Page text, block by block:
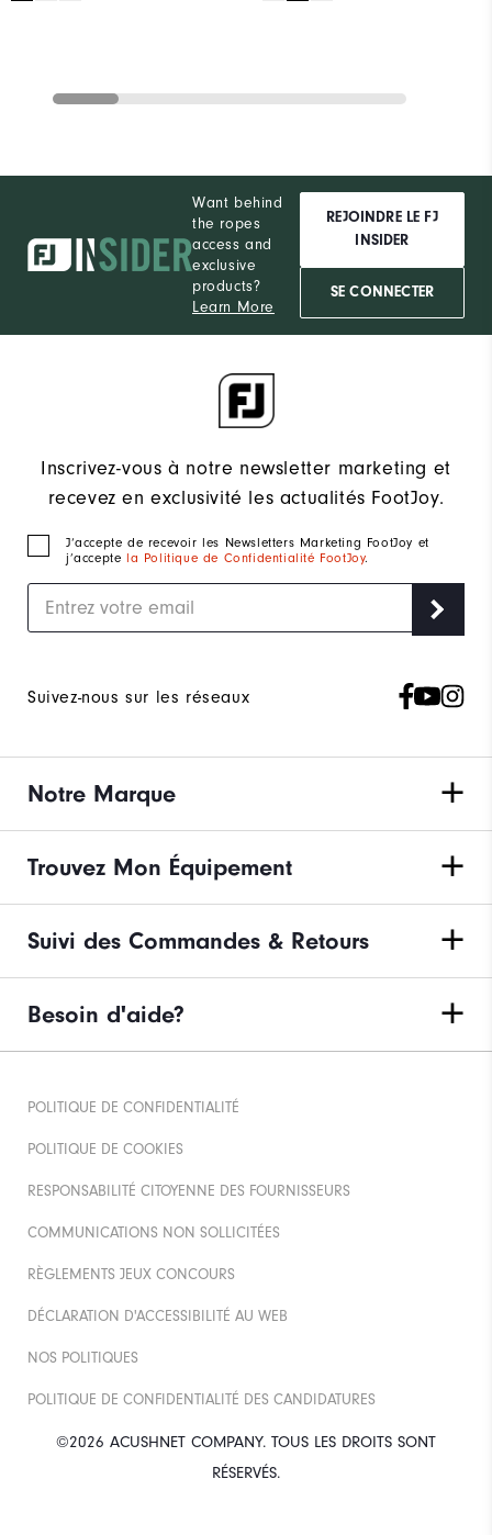
Want behind
the ropes
access and
exclusive
products?
Learn More
REJOINDRE LE FJ
INSIDER
SE CONNECTER
Inscrivez-vous à notre newsletter marketing et
recevez en exclusivité les actualités FootJoy.
J‘accepte de recevoir les Newsletters Marketing FootJoy et
j’accepte la Politique de Confidentialité FootJoy.
Suivez-nous sur les réseaux
Notre Marque
Trouvez Mon Équipement
Suivi des Commandes & Retours
Besoin d'aide?
©2026 ACUSHNET COMPANY. TOUS LES DROITS SONT
RÉSERVÉS.
POLITIQUE DE CONFIDENTIALITÉ
POLITIQUE DE COOKIES
RESPONSABILITÉ CITOYENNE DES FOURNISSEURS
COMMUNICATIONS NON SOLLICITÉES
RÈGLEMENTS JEUX CONCOURS
DÉCLARATION D'ACCESSIBILITÉ AU WEB
NOS POLITIQUES
POLITIQUE DE CONFIDENTIALITÉ DES CANDIDATURES